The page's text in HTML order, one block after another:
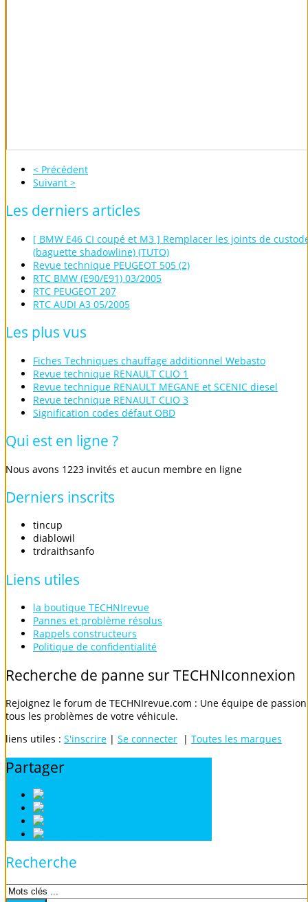
< Précédent
Suivant >
Les derniers articles
[ BMW E46 CI coupé et M3 ] Remplacer les joints de
(baguette shadowline) (TUTO)
Revue technique PEUGEOT 505 (2)
RTC BMW (E90/E91) 03/2005
RTC PEUGEOT 207
RTC AUDI A3 05/2005
Les plus vus
Fiches Techniques chauffage additionnel Webasto
Revue technique RENAULT CLIO 1
Revue technique RENAULT MEGANE et SCENIC diesel
Revue technique RENAULT CLIO 3
Signification codes défaut OBD
Qui est en ligne ?
Nous avons 1223 invités et aucun membre en ligne
Derniers inscrits
tincup
diablowil
trdraithsanfo
Liens utiles
la boutique TECHNIrevue
Pannes et problème résolus
Rappels constructeurs
Politique de confidentialité
Recherche de panne surTECHNIconnexion
Rejoignez le forum de TECHNIrevue.com : Une équipe de
tous les problèmes de votre véhicule.
liens utiles : S'inscrire | Se connecter | Toutes les marques
Partager
Recherche